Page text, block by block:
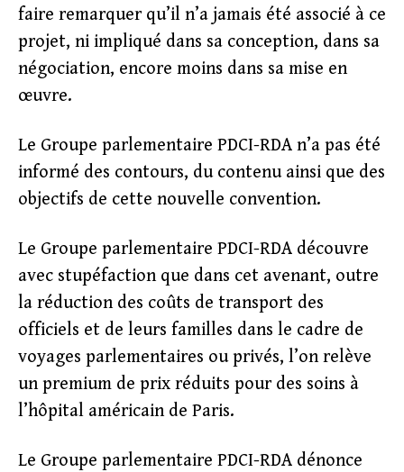
faire remarquer qu’il n’a jamais été associé à ce
projet, ni impliqué dans sa conception, dans sa
négociation, encore moins dans sa mise en
œuvre.
Le Groupe parlementaire PDCI-RDA n’a pas été
informé des contours, du contenu ainsi que des
objectifs de cette nouvelle convention.
Le Groupe parlementaire PDCI-RDA découvre
avec stupéfaction que dans cet avenant, outre
la réduction des coûts de transport des
officiels et de leurs familles dans le cadre de
voyages parlementaires ou privés, l’on relève
un premium de prix réduits pour des soins à
l’hôpital américain de Paris.
Le Groupe parlementaire PDCI-RDA dénonce